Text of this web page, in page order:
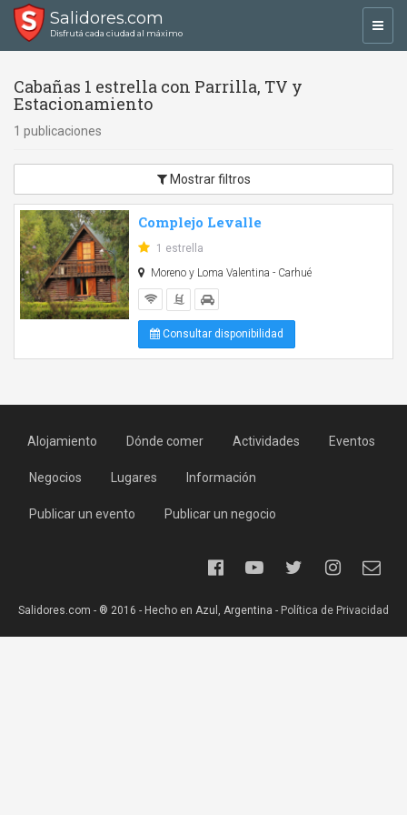
Salidores.com
Disfrutá cada ciudad al máximo
Cabañas 1 estrella con Parrilla, TV y
Estacionamiento
1 publicaciones
Mostrar filtros
Complejo Levalle
1 estrella
Moreno y Loma Valentina - Carhué
Consultar disponibilidad
Alojamiento Dónde comer Actividades Eventos
Negocios Lugares Información
Publicar un evento Publicar un negocio
Salidores.com - ® 2016 - Hecho en Azul, Argentina - Política de Privacidad